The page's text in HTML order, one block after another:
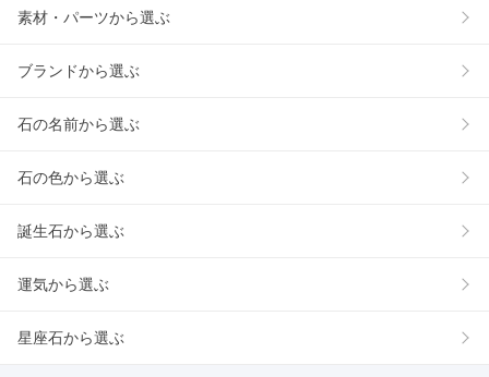
素材・パーツから選ぶ
ブランドから選ぶ
石の名前から選ぶ
石の色から選ぶ
誕生石から選ぶ
運気から選ぶ
星座石から選ぶ